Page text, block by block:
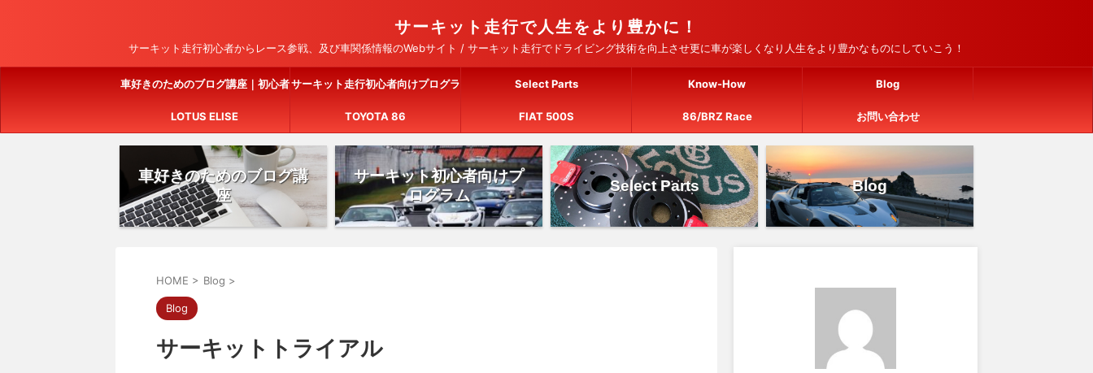
サーキット走行で人生をより豊かに！
サーキット走行初心者からレース参戦、及び車関係情報のWebサイト / サーキット走行でドライビング技術を向上させ更に車が楽しくなり人生をより豊かなものにしていこう！
車好きのためのブログ講座｜初心者
でも簡単に始められる完全ガイド
サーキット走行初心者向けプログラ
ム
Select Parts Know-How Blog
LOTUS ELISE TOYOTA 86 FIAT 500S 86/BRZ Race お問い合わせ
車好きのためのブログ講
座
サーキット初心者向けプ
ログラム
Select Parts Blog
HOME > Blog >
Blog
サーキットトライアル